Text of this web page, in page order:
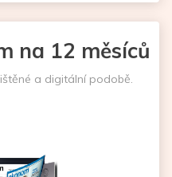
na 12 měsíců
a digitální podobě.